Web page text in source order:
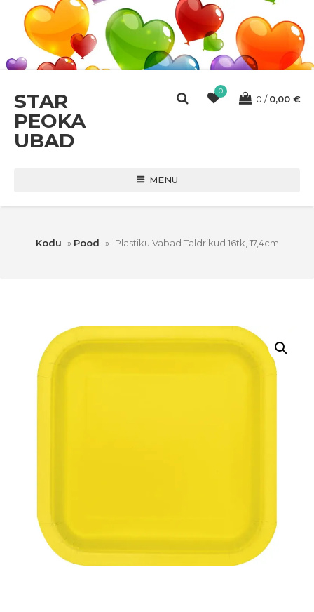
STAR
PEOKA
UBAD
0
0 0,00 €
MENU
Kodu » Pood » Plastiku Vabad Taldrikud 16tk, 17,4cm